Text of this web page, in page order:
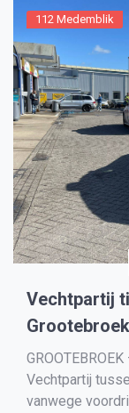
112 Medemblik
Vechtpartij
Grootebroek
Vechtpartij
vanwege